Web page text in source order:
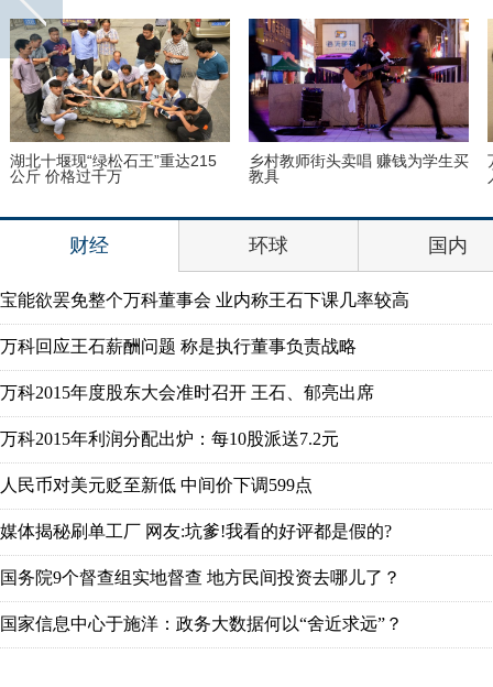
湖北十堰现“绿松石王”重达215
公斤 价格过千万
乡村教师街头卖唱 赚钱为学生买
教具
财经 环球 国内
宝能欲罢免整个万科董事会 业内称王石下课几率较高
万科回应王石薪酬问题 称是执行董事负责战略
万科2015年度股东大会准时召开 王石、郁亮出席
万科2015年利润分配出炉：每10股派送7.2元
人民币对美元贬至新低 中间价下调599点
媒体揭秘刷单工厂 网友:坑爹!我看的好评都是假的?
国务院9个督查组实地督查 地方民间投资去哪儿了？
国家信息中心于施洋：政务大数据何以“舍近求远”？